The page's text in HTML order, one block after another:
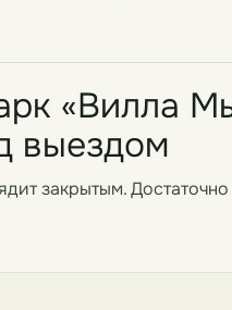
«Вилла
выездом
закрытым.